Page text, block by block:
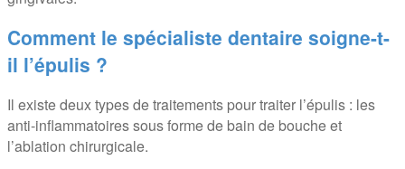
Comment le spécialiste dentaire soigne-t-
il l’épulis ?
Il existe deux types de traitements pour traiter l’épulis : les
anti-inflammatoires sous forme de bain de bouche et
l’ablation chirurgicale.